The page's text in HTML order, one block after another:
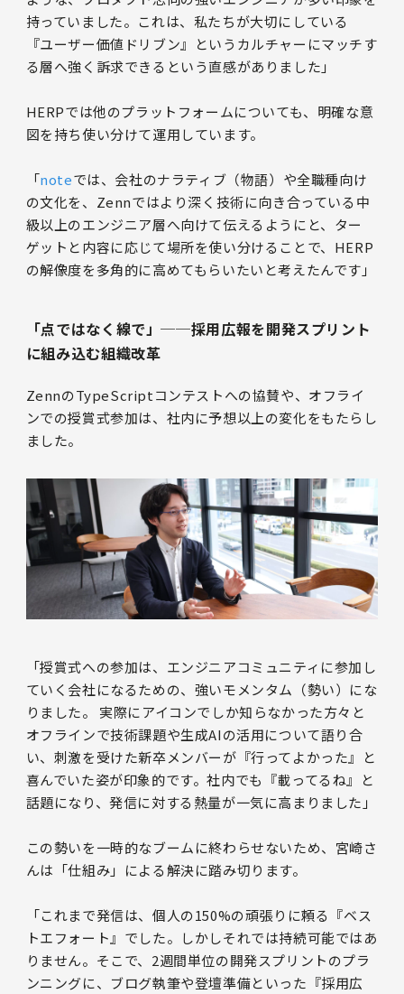
持っていました。これは、私たちが大切にしている
『ユーザー価値ドリブン』というカルチャーにマッチす
る層へ強く訴求できるという直感がありました」
HERPでは他のプラットフォームについても、明確な意
図を持ち使い分けて運用しています。
「noteでは、会社のナラティブ（物語）や全職種向け
の文化を、Zennではより深く技術に向き合っている中
級以上のエンジニア層へ向けて伝えるようにと、ター
ゲットと内容に応じて場所を使い分けることで、HERP
の解像度を多角的に高めてもらいたいと考えたんです」
「点ではなく線で」──採用広報を開発スプリント
に組み込む組織改革
ZennのTypeScriptコンテストへの協賛や、オフライ
ンでの授賞式参加は、社内に予想以上の変化をもたらし
ました。
「授賞式への参加は、エンジニアコミュニティに参加し
ていく会社になるための、強いモメンタム（勢い）にな
りました。 実際にアイコンでしか知らなかった方々と
オフラインで技術課題や生成AIの活用について語り合
い、刺激を受けた新卒メンバーが『行ってよかった』と
喜んでいた姿が印象的です。社内でも『載ってるね』と
話題になり、発信に対する熱量が一気に高まりました」
この勢いを一時的なブームに終わらせないため、宮崎さ
んは「仕組み」による解決に踏み切ります。
「これまで発信は、個人の150%の頑張りに頼る『ベス
トエフォート』でした。しかしそれでは持続可能ではあ
りません。そこで、2週間単位の開発スプリントのプラ
ンニングに、ブログ執筆や登壇準備といった『採用広